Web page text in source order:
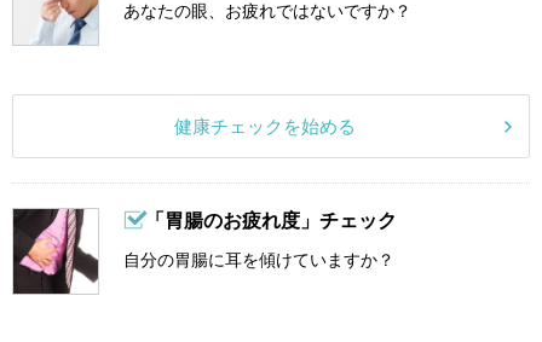
あなたの眼、お疲れではないですか？
健康チェックを始める
「胃腸のお疲れ度」チェック
自分の胃腸に耳を傾けていますか？